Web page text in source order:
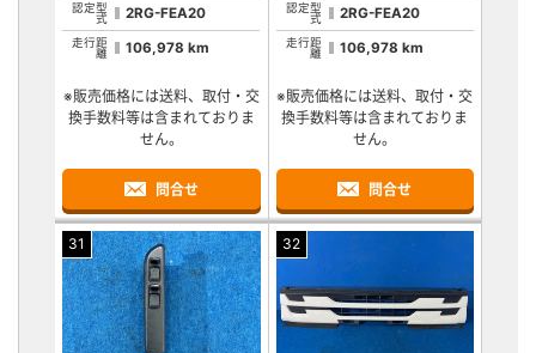
認定型
式
2RG-FEA20
走行距
離
106,978 km
※販売価格には送料、取付・交
換手数料等は含まれておりま
せん。
問合せ
認定型
式
2RG-FEA20
走行距
離
106,978 km
※販売価格には送料、取付・交
換手数料等は含まれておりま
せん。
問合せ
31 32